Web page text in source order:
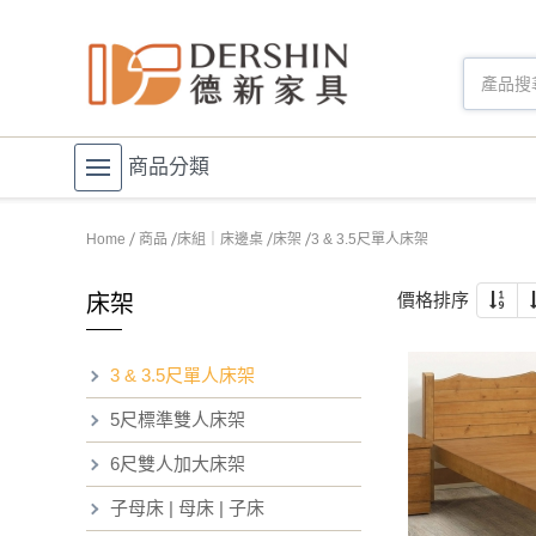
商品分類
Home 商品 床組｜床邊桌 床架 3 & 3.5尺單人床架
床架
3 & 3.5尺單人床架
5尺標準雙人床架
6尺雙人加大床架
子母床 | 母床 | 子床
價格排序